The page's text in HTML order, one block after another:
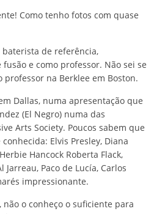
Como tenho fotos com quase
de referência,
e como professor. Não sei se
professor na Berklee em Boston.
Dallas, numa apresentação que
(El Negro) numa das
Arts Society. Poucos sabem que
Elvis Presley, Diana
Hancock Roberta Flack,
Jarreau, Paco de Lucía, Carlos
impressionante.
não o conheço o suficiente para